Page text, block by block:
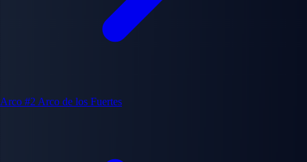
Arco #2 Arco de los Fuertes